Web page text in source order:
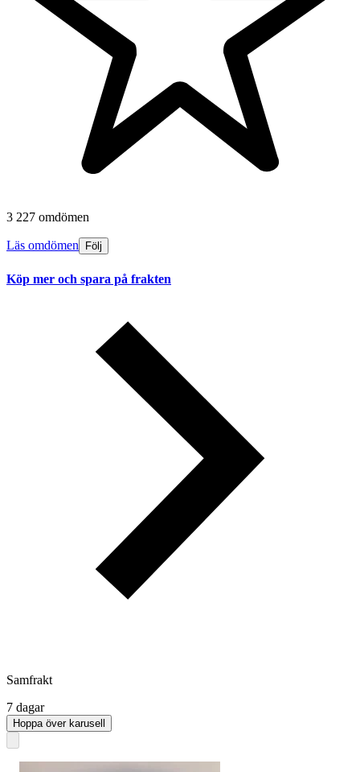
3 227 omdömen
Läs omdömen Följ
Köp mer och spara på frakten
Samfrakt
7 dagar
Hoppa över karusell